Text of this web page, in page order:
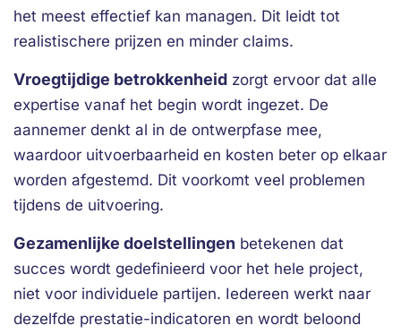
het meest effectief kan managen. Dit leidt tot
realistischere prijzen en minder claims.
Vroegtijdige betrokkenheid zorgt ervoor dat alle
expertise vanaf het begin wordt ingezet. De
aannemer denkt al in de ontwerpfase mee,
waardoor uitvoerbaarheid en kosten beter op elkaar
worden afgestemd. Dit voorkomt veel problemen
tijdens de uitvoering.
Gezamenlijke doelstellingen betekenen dat
succes wordt gedefinieerd voor het hele project,
niet voor individuele partijen. Iedereen werkt naar
dezelfde prestatie-indicatoren en wordt beloond